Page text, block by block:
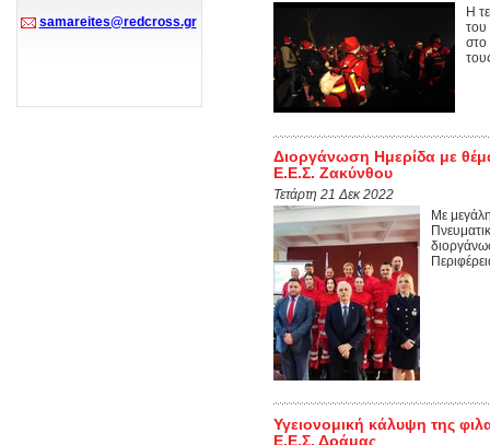
samareites@redcross.gr
Η
του
στο
Διοργάνωση Ημερίδα με
Ε.Ε.Σ. Ζακύνθου
Τετάρτη 21 Δεκ 2022
Mε
Υγειονομική κάλυψη της
Ε.Ε.Σ. Δράμας